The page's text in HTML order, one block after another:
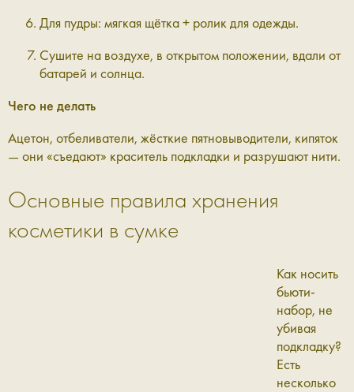
Для пудры: мягкая щётка + ролик для одежды.
Сушите на воздухе, в открытом положении, вдали от
батарей и солнца.
Чего не делать
Ацетон, отбеливатели, жёсткие пятновыводители, кипяток
— они «съедают» краситель подкладки и разрушают нити.
Основные правила хранения
косметики в сумке
Как носить
бьюти-
набор, не
убивая
подкладку?
Есть
несколько